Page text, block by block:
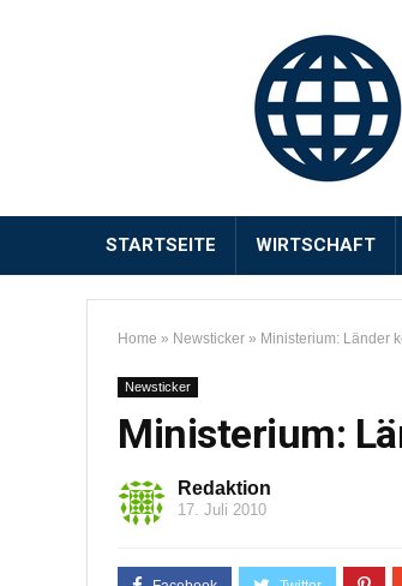
STARTSEITE WIRTSCHAFT
Home » Newsticker » Ministerium: Länder
Newsticker
Ministerium:
Redaktion
17. Juli 2010